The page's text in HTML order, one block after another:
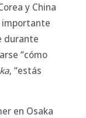
y China
importante
durante
“cómo
, “estás
en Osaka